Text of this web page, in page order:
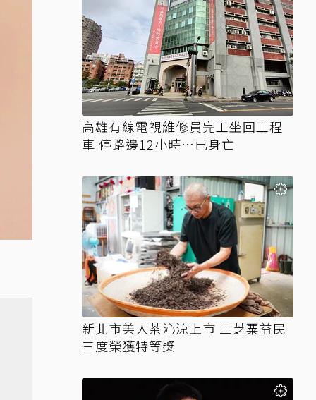
高雄有線電視維修員完工坐回工程
車 停路邊12小時…已身亡
新北市美人茶沁涼上市 三芝粟益民
三度榮獲特等獎